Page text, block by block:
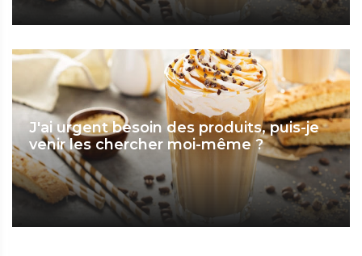
J'ai urgent besoin des produits, puis-je
venir les chercher moi-même ?